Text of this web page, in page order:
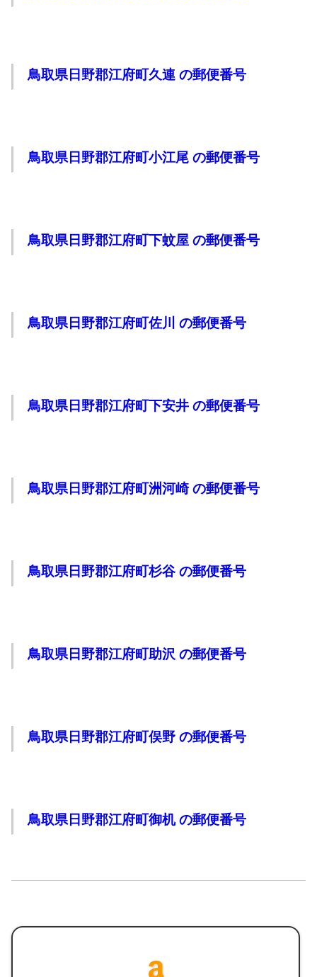
鳥取県日野郡江府町久連 の郵便番号
鳥取県日野郡江府町小江尾 の郵便番号
鳥取県日野郡江府町下蚊屋 の郵便番号
鳥取県日野郡江府町佐川 の郵便番号
鳥取県日野郡江府町下安井 の郵便番号
鳥取県日野郡江府町洲河崎 の郵便番号
鳥取県日野郡江府町杉谷 の郵便番号
鳥取県日野郡江府町助沢 の郵便番号
鳥取県日野郡江府町俣野 の郵便番号
鳥取県日野郡江府町御机 の郵便番号